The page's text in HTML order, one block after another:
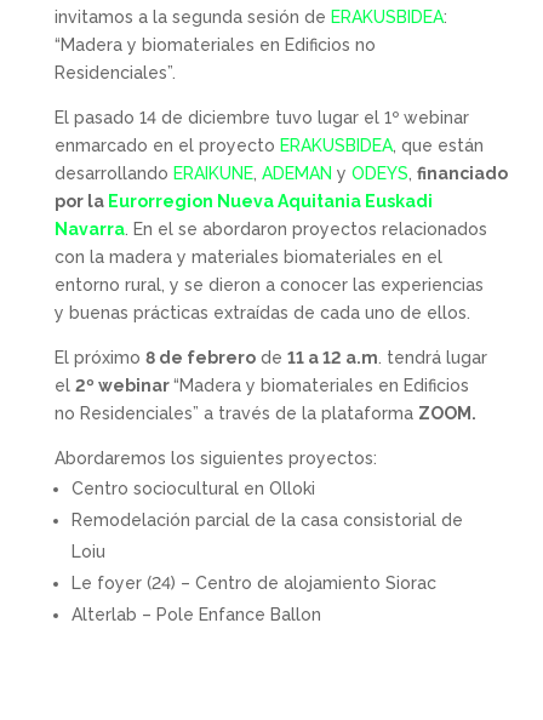
invitamos a la segunda sesión de ERAKUSBIDEA:
“Madera y biomateriales en Edificios no
Residenciales”.
El pasado 14 de diciembre tuvo lugar el 1º webinar
enmarcado en el proyecto ERAKUSBIDEA, que están
desarrollando ERAIKUNE, ADEMAN y ODEYS financiado
por la Eurorregion Nueva Aquitania Euskadi
Navarra. En el se abordaron proyectos relacionados
con la madera y materiales biomateriales en el
entorno rural, y se dieron a conocer las experiencias
y buenas prácticas extraídas de cada uno de ellos.
El próximo 8 de febrerode 11 a 12 a.m . tendrá lugar
el 2º webinar“Madera y biomateriales en Edificios
no Residenciales” a través de la plataforma ZOOM.
Abordaremos los siguientes proyectos:
Centro sociocultural en Olloki
Remodelación parcial de la casa consistorial de
Loiu
Le foyer (24) – Centro de alojamiento Siorac
Alterlab – Pole Enfance Ballon